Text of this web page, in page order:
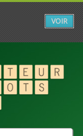
VOIR